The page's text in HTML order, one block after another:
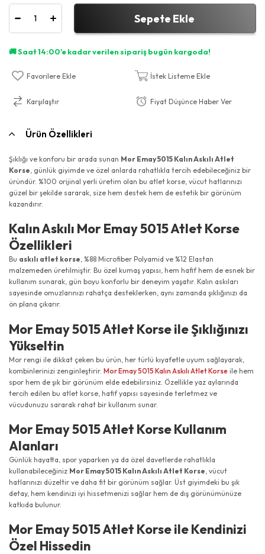
Favorilere Ekle İstek Listeme Ekle
Karşılaştır Fiyat Düşünce Haber Ver
Ürün Özellikleri
Şıklığı ve konforu bir arada sunan Mor Emay 5015 Kalın Askılı Atlet
Korse, günlük giyimde ve özel anlarda rahatlıkla tercih edebileceğiniz bir
üründür. %100 orijinal yerli üretim olan bu atlet korse, vücut hatlarınızı
güzel bir şekilde sararak, size hem destek hem de estetik bir görünüm
kazandırır.
Kalın Askılı Mor Emay 5015 Atlet Korse
Özellikleri
Bu askılı atlet korse, %88 Microfiber Polyamid ve %12 Elastan
malzemeden üretilmiştir. Bu özel kumaş yapısı, hem hafif hem de esnek bir
kullanım sunarak, gün boyu konforlu bir deneyim yaşatır. Kalın askıları
sayesinde omuzlarınızı rahatça desteklerken, aynı zamanda şıklığınızı da
ön plana çıkarır.
Mor Emay 5015 Atlet Korse ile Şıklığınızı
Yükseltin
Mor rengi ile dikkat çeken bu ürün, her türlü kıyafetle uyum sağlayarak,
kombinlerinizi zenginleştirir. Mor Emay 5015 Kalın Askılı Atlet Korse ile hem
spor hem de şık bir görünüm elde edebilirsiniz. Özellikle yaz aylarında
tercih edilen bu atlet korse, hafif yapısı sayesinde terletmez ve
vücudunuzu sararak rahat bir kullanım sunar.
Mor Emay 5015 Atlet Korse Kullanım
Alanları
Günlük hayatta, spor yaparken ya da özel davetlerde rahatlıkla
kullanabileceğiniz Mor Emay 5015 Kalın Askılı Atlet Korse , vücut
hatlarınızı düzeltir ve daha fit bir görünüm sağlar. Üst giyimdeki bu şık
detay, hem kendinizi iyi hissetmenizi sağlar hem de dış görünümünüze
katkıda bulunur.
Mor Emay 5015 Atlet Korse ile Kendinizi
Özel Hissedin